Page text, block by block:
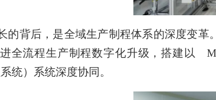
的背后，是全域生产制程体系的深度
全流程生产制程数字化升级，搭建以
统）系统深度协同。